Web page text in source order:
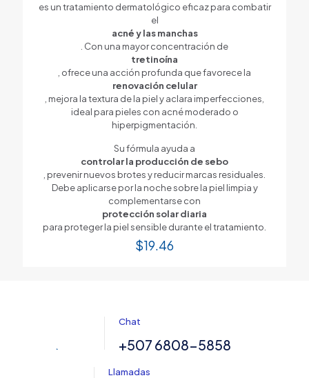
es un tratamiento dermatológico eficaz para combatir
el
acné y las manchas
. Con una mayor concentración de
tretinoína
, ofrece una acción profunda que favorece la
renovación celular
, mejora la textura de la piel y aclara imperfecciones,
ideal para pieles con acné moderado o
hiperpigmentación.
Su fórmula ayuda a
controlar la producción de sebo
, prevenir nuevos brotes y reducir marcas residuales.
Debe aplicarse por la noche sobre la piel limpia y
complementarse con
protección solar diaria
para proteger la piel sensible durante el tratamiento.
$19.46
Chat
+507 6808-5858
Llamadas